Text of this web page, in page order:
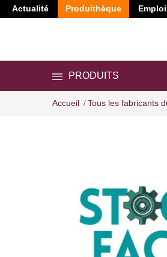
Actualité Produithèque Emploi
PRODUITS
Accueil Tous les fabricants